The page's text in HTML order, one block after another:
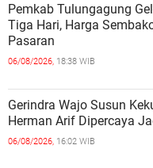
Pemkab Tulungagung
Tiga Hari, Harga
Pasaran
06/08/2026, 18:38 WIB
Gerindra Wajo Susun
Herman Arif Dipercaya
06/08/2026, 16:02 WIB